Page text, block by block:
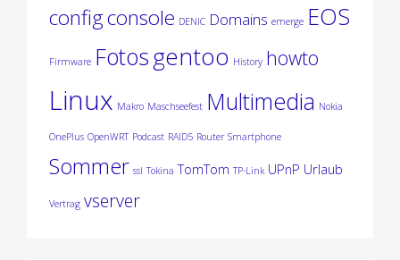
configconsole DENIC Domains emerge EOS
Firmware Fotosgentoo History howto
Linux Makro Maschseefest Multimedia Nokia
OnePlus OpenWRT Podcast RAID5 Router Smartphone
Sommer ssl Tokina TomTom TP-Link UPnP Urlaub
Vertrag vserver